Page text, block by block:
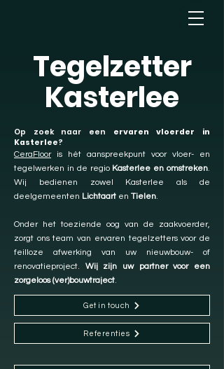
Tegelzetter
Kasterlee
Op zoek naar een ervaren vloerder in
Kasterlee?
CeraFlooris hét aanspreekpunt voor vloer- en
tegelwerken in de regio Kasterlee en omstreken.
Wij bedienen zowel Kasterlee als de
deelgemeenten Lichtaart en Tielen.
Onder het toeziende oog van de zaakvoerder,
zorgt ons team van ervaren tegelzetters voor de
feilloze afwerking van uw nieuwbouw- of
renovatieproject. Wij zijn uw partner voor een
zorgeloos (ver)bouwtraject.
Get in touch
Referenties